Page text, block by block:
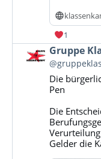
1
Beitrag
von
Gruppe
Klassenkampf
Bluesky
ansehen
Gruppe
Die
Pen
Die
Gelder die